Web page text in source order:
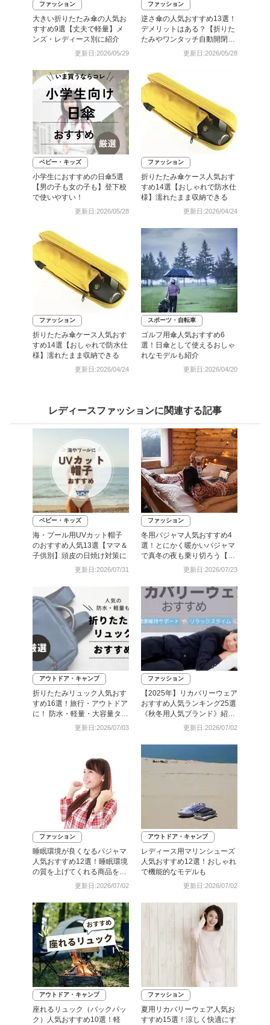
ファッション
大きい折りたたみ傘の人気お
すすめ9選【丈夫で軽量】メ
ンズ・レディース別に紹介
更新日:2026/05/29
ファッション
逆さ傘の人気おすすめ13選！
デメリットはある？【折りた
たみやワンタッチ自動開閉
更新日:2026/05/28
ベビー・キッズ
小学生におすすめの日傘5選
【男の子も女の子も】登下校
で使いやすい！
更新日:2026/05/28
ファッション
折りたたみ傘ケース人気おす
すめ14選【おしゃれで防水仕
様】濡れたまま収納できる
更新日:2026/04/24
ファッション
折りたたみ傘ケース人気おす
すめ14選【おしゃれで防水仕
様】濡れたまま収納できる
更新日:2026/04/24
スポーツ・自転車
ゴルフ用傘人気おすすめ6
選！日傘として使えるおしゃ
れなモデルも紹介
更新日:2026/04/20
レディースファッションに関連する記事
ベビー・キッズ
海・プール用UVカット帽子
のおすすめ人気13選【ママ＆
子供別】頭皮の日焼け対策に
更新日:2026/07/31
ファッション
冬用パジャマ人気おすすめ4
選！とにかく暖かいパジャマ
で真冬の夜も乗り切ろう【メ
ンズ・レディース】更新日:2026/07/23
アウトドア・キャンプ
折りたたみリュック人気おす
すめ16選！旅行・アウトドア
に！ 防水・軽量・大容量タイ
更新日:2026/07/03
ファッション
【2025年】リカバリーウェア
おすすめ人気ランキング25選
《秋冬用人気ブランド》紹
更新日:2026/07/02
ファッション
睡眠環境が良くなるパジャマ
人気おすすめ12選！睡眠環境
の質を上げてくれる商品を厳
選【メンズ・レディース】
更新日:2026/07/02
アウトドア・キャンプ
レディース用マリンシューズ
人気おすすめ12選！おしゃれ
で機能的なモデルも
更新日:2026/07/02
アウトドア・キャンプ
座れるリュック（バックパッ
ク）人気おすすめ10選！軽
ファッション
夏用リカバリーウェア人気お
すすめ15選！涼しく快適にす